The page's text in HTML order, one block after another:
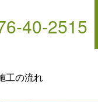
40-2515
工の流れ